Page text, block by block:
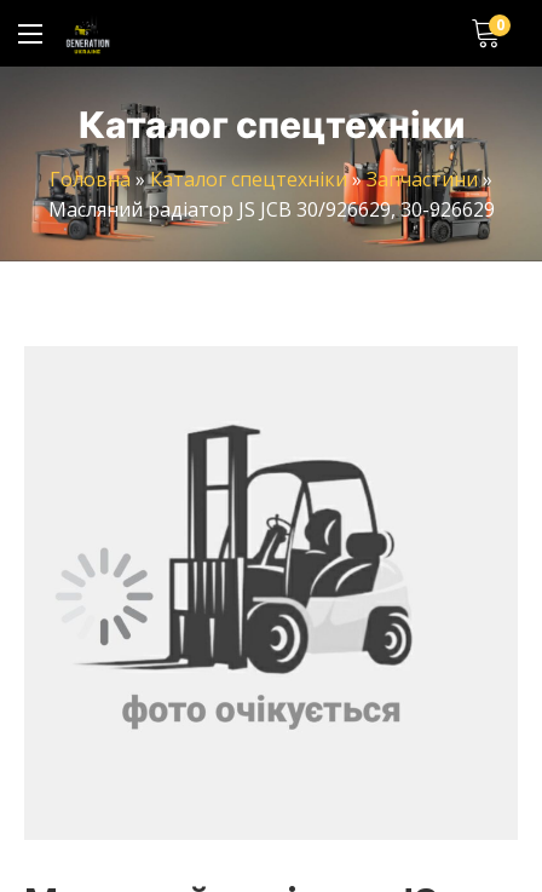
0
Каталог спецтехніки
Головна»Каталог спецтехніки»Запчастини»
Масляний радіатор JS JCB 30/926629, 30-926629